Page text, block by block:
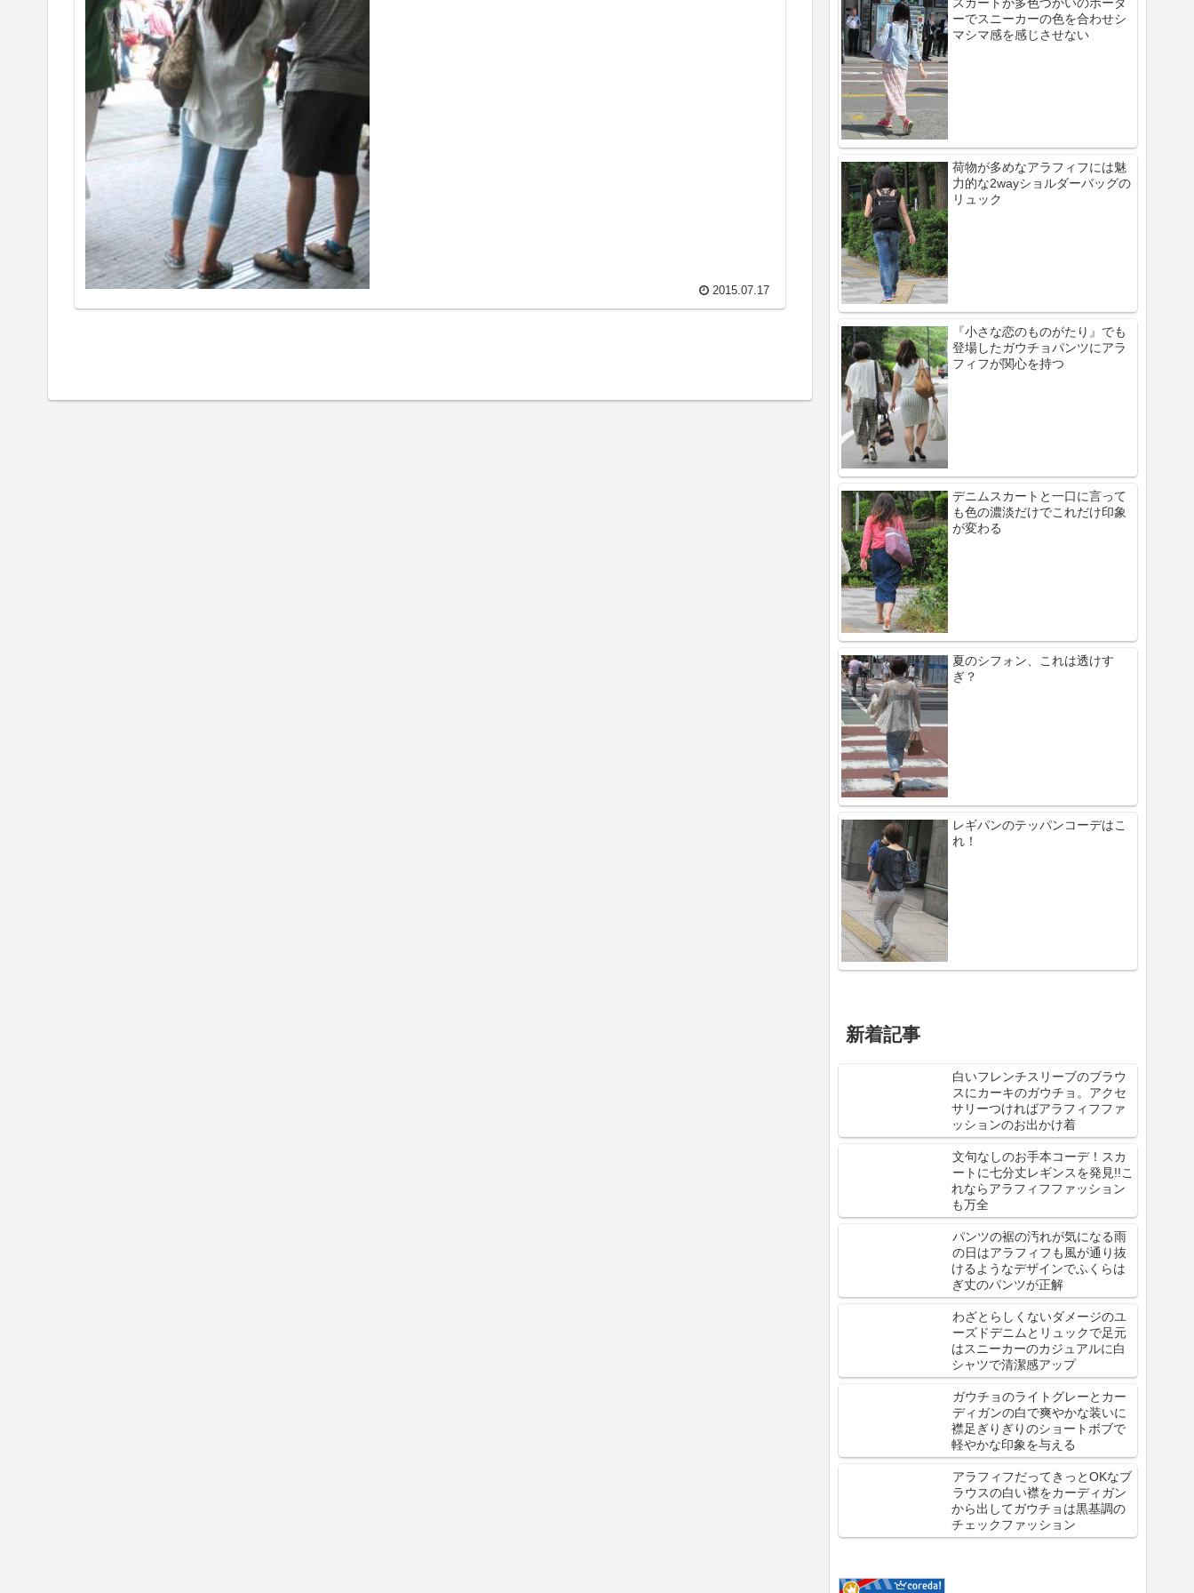
2015.07.17
ーでスニーカーの色を合わせシ
マシマ感を感じさせない
荷物が多めなアラフィフには魅
力的な2wayショルダーバッグの
リュック
『小さな恋のものがたり』でも
登場したガウチョパンツにアラ
フィフが関心を持つ
デニムスカートと一口に言って
も色の濃淡だけでこれだけ印象
が変わる
夏のシフォン、これは透けす
ぎ？
レギパンのテッパンコーデはこ
れ！
新着記事
白いフレンチスリーブのブラウ
スにカーキのガウチョ。アクセ
サリーつければアラフィフファ
ッションのお出かけ着
文句なしのお手本コーデ！スカ
ートに七分丈レギンスを発見!!こ
れならアラフィフファッション
も万全
パンツの裾の汚れが気になる雨
の日はアラフィフも風が通り抜
けるようなデザインでふくらは
ぎ丈のパンツが正解
わざとらしくないダメージのユ
ーズドデニムとリュックで足元
はスニーカーのカジュアルに白
シャツで清潔感アップ
ガウチョのライトグレーとカー
ディガンの白で爽やかな装いに
襟足ぎりぎりのショートボブで
軽やかな印象を与える
アラフィフだってきっとOKなブ
ラウスの白い襟をカーディガン
から出してガウチョは黒基調の
チェックファッション